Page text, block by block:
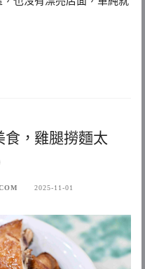
食，雞腿撈麵太
2025-11-01